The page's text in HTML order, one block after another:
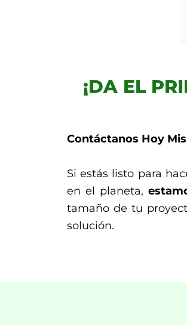
¡DA EL
Contáctanos Hoy
Si estás listo para
en el planeta,
tamaño de tu
solución.